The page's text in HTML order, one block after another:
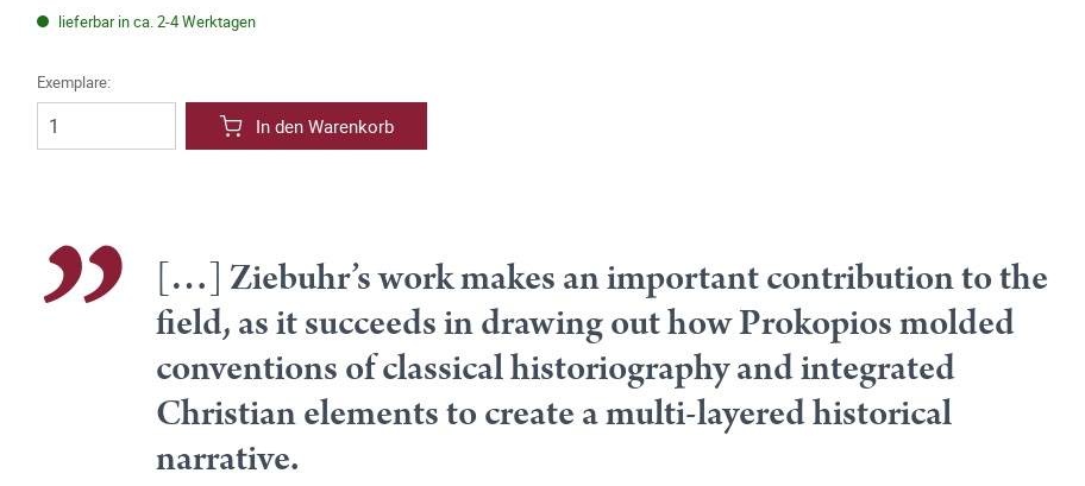
lieferbar in ca. 2-4 Werktagen
Exemplare:
In den Warenkorb
[…] Ziebuhr’s work makes an important contribution to the
field, as it succeeds in drawing out how Prokopios molded
conventions of classical historiography and integrated
Christian elements to create a multi-layered historical
narrative.